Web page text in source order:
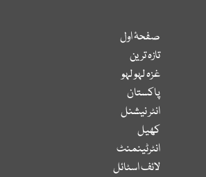
صفحۂ اول
تازہ ترین
غزہ لہو لہو
پاکستان
انٹر نیشنل
کھیل
انٹرٹینمنٹ
لائف اسٹائل